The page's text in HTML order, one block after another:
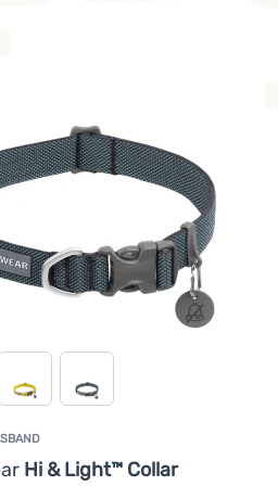
Hi & Light™ Collar